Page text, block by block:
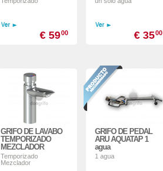
€ 5900 € 3500
GRIFO DE LAVABO
TEMPORIZADO
MEZCLADOR
Temporizado
Mezclador
GRIFO DE PEDAL
ARU AQUATAP 1
agua
1 agua